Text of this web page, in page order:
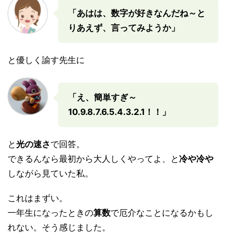
「あはは、数字が好きなんだね～と
りあえず、言ってみようか」
と優しく諭す先生に
「え、簡単すぎ～
10.9.8.7.6.5.4.3.2.1！！」
と光の速さで回答。
できるんなら最初から大人しくやってよ、と冷や冷や
しながら見ていた私。
これはまずい。
一年生になったときの算数で厄介なことになるかもし
れない。そう感じました。